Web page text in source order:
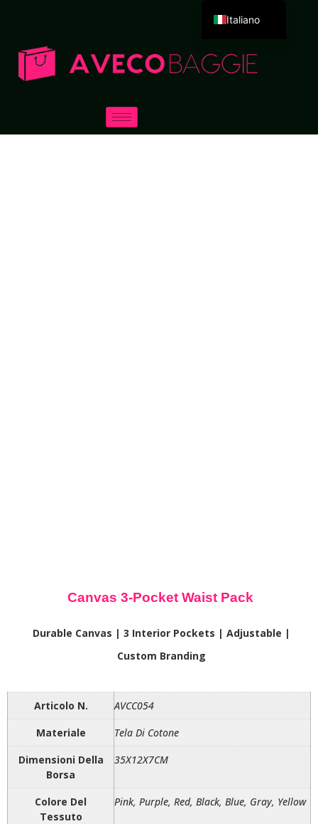
Canvas 3-Pocket Waist Pack
Durable Canvas | 3 Interior Pockets | Adjustable |
Custom Branding
Articolo N.
AVCC054
Materiale
Tela Di Cotone
Dimensioni Della
Borsa
35X12X7CM
Colore Del
Tessuto
Pink, Purple, Red, Black, Blue, Gray, Yellow
Italiano
Deutsch
Русский